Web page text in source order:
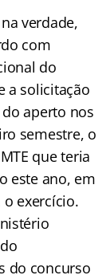
verdade,
com
do
a solicitação
aperto nos
semestre, o
que teria
este ano, em
exercício.
do concurso